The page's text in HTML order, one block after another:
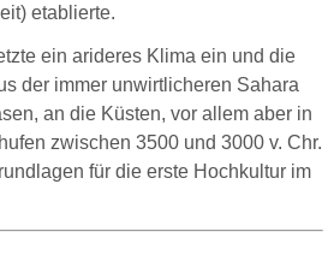
etablierte.
ein arideres Klima ein und die
der immer unwirtlicheren Sahara
an die Küsten, vor allem aber in
zwischen 3500 und 3000 v. Chr.
für die erste Hochkultur im